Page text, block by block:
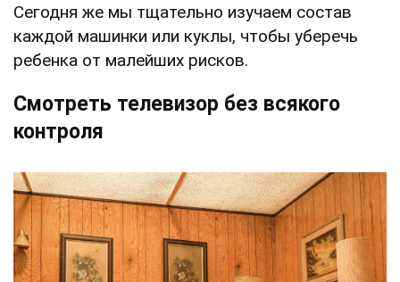
Сегодня же мы тщательно изучаем состав
каждой машинки или куклы, чтобы уберечь
ребенка от малейших рисков.
Смотреть телевизор без всякого
контроля